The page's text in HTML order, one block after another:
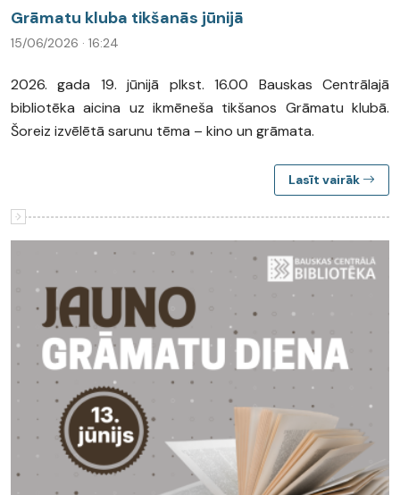
Grāmatu kluba tikšanās jūnijā
15/06/2026 · 16:24
2026. gada 19. jūnijā plkst. 16.00 Bauskas Centrālajā
bibliotēka aicina uz ikmēneša tikšanos Grāmatu klubā.
Šoreiz izvēlētā sarunu tēma – kino un grāmata.
Lasīt vairāk